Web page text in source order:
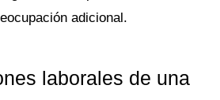
adicional.
laborales de una